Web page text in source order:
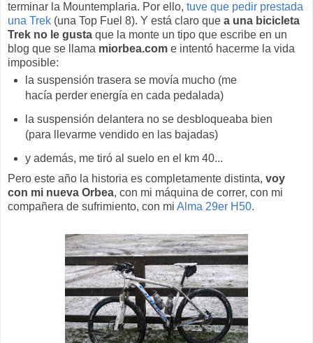
terminar la Mountemplaria. Por ello, tuve que pedir prestada
una Trek (una Top Fuel 8). Y está claro que a una bicicleta
Trek no le gusta que la monte un tipo que escribe en un
blog que se llama miorbea.com e intentó hacerme la vida
imposible:
la suspensión trasera se movía mucho (me
hacía perder energía en cada pedalada)
la suspensión delantera no se desbloqueaba bien
(para llevarme vendido en las bajadas)
y además, me tiró al suelo en el km 40...
Pero este año la historia es completamente distinta, voy
con mi nueva Orbea, con mi máquina de correr, con mi
compañera de sufrimiento, con mi Alma 29er H50.